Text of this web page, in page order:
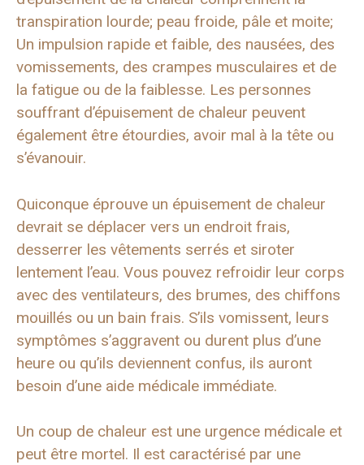
transpiration lourde; peau froide, pâle et moite;
Un impulsion rapide et faible, des nausées, des
vomissements, des crampes musculaires et de
la fatigue ou de la faiblesse. Les personnes
souffrant d’épuisement de chaleur peuvent
également être étourdies, avoir mal à la tête ou
s’évanouir.
Quiconque éprouve un épuisement de chaleur
devrait se déplacer vers un endroit frais,
desserrer les vêtements serrés et siroter
lentement l’eau. Vous pouvez refroidir leur corps
avec des ventilateurs, des brumes, des chiffons
mouillés ou un bain frais. S’ils vomissent, leurs
symptômes s’aggravent ou durent plus d’une
heure ou qu’ils deviennent confus, ils auront
besoin d’une aide médicale immédiate.
Un coup de chaleur est une urgence médicale et
peut être mortel. Il est caractérisé par une